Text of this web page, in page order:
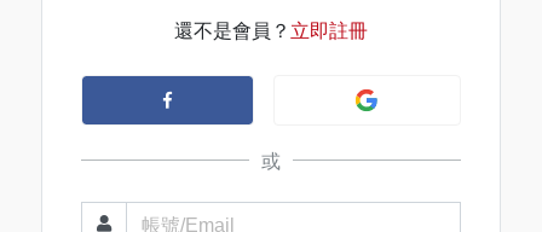
還不是會員？ 立即註冊
或
帳號/Email